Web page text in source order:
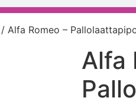
/ Alfa Romeo –
Alfa